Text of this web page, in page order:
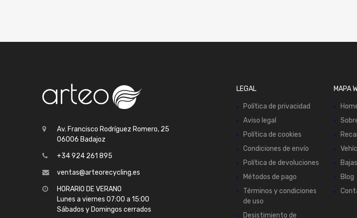
Av. Francisco Rodríguez Romero, 25
06006 Badajoz
+34 924 261 895
ventas@arteorecycling.es
HORARIO DE VERANO
Lunes a viernes 07:00 a 15:00
Sábados y Domingos cerrados
LEGAL
Política de privacidad
Aviso legal
Política de cookies
Condiciones de envío
Política de devoluciones
Métodos de pago
Términos y condiciones
de uso
Desistimiento de
MAPA
Blog